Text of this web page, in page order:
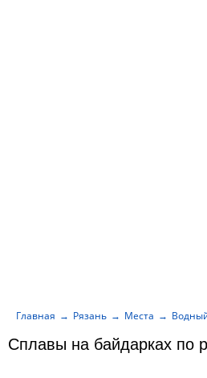
Сплавы на байдарках по
Главная Рязань Места